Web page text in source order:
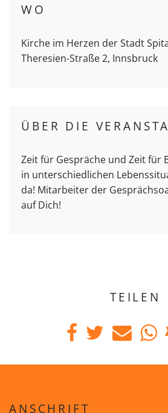
WO
Kirche im Herzen der Stadt
Theresien-Straße 2, Innsbruck
ÜBER DIE
Zeit für Gespräche und Zeit für
in unterschiedlichen
da! Mitarbeiter der
auf Dich!
TEILEN
ANSCHRIFT